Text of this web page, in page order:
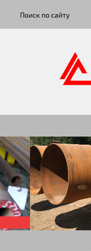
Поиск по сайту